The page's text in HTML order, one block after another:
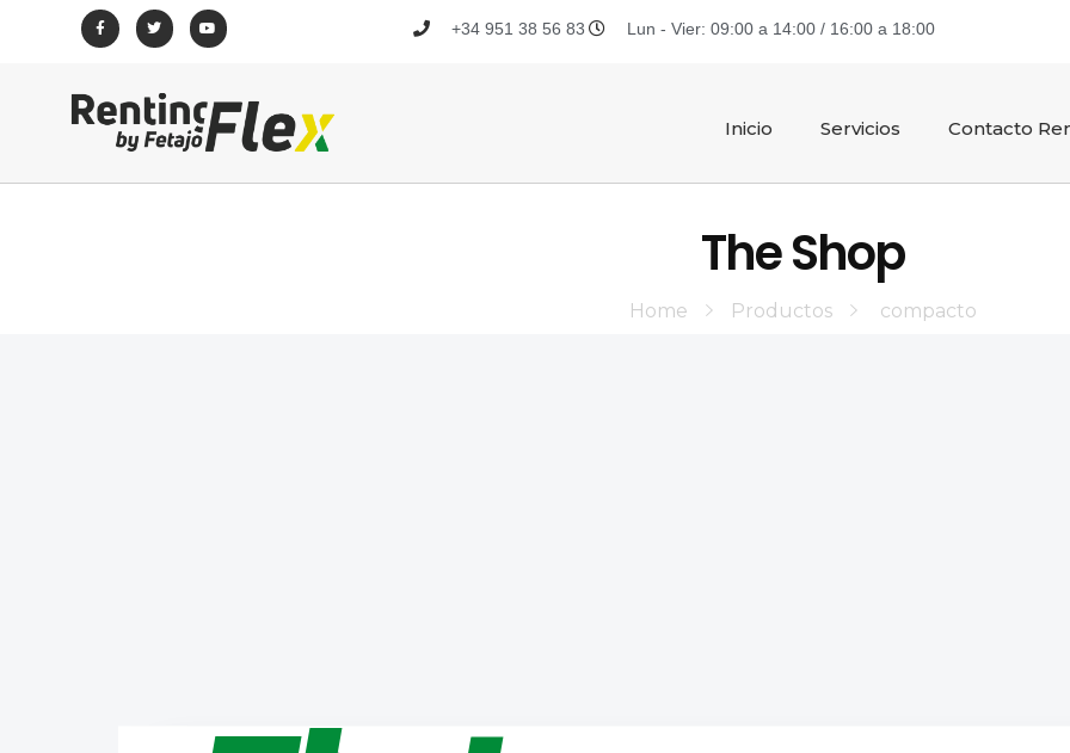
+34 951 38 56 83 Lun - Vier: 09:00 a 14:00 / 16:00 a 18:00
Inicio Servicios Contacto
Home Productos compacto
The Shop